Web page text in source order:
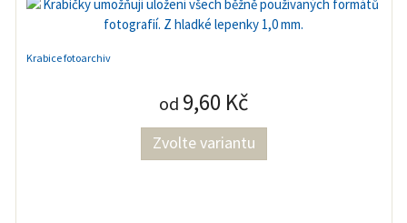
Krabice fotoarchiv
od 9,60 Kč
Zvolte variantu